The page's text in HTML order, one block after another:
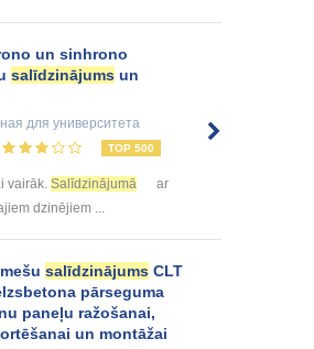
un sinhrono
salīdzinājums un
для университета
TOP 500
vairāk. Salīdzinājumā
ar
dzinējiem ...
salīdzinājums CLT
pārseguma
paneļu ražošanai,
un montāžai